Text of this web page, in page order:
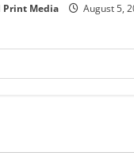
Print Media August 5,
August 6, 2026